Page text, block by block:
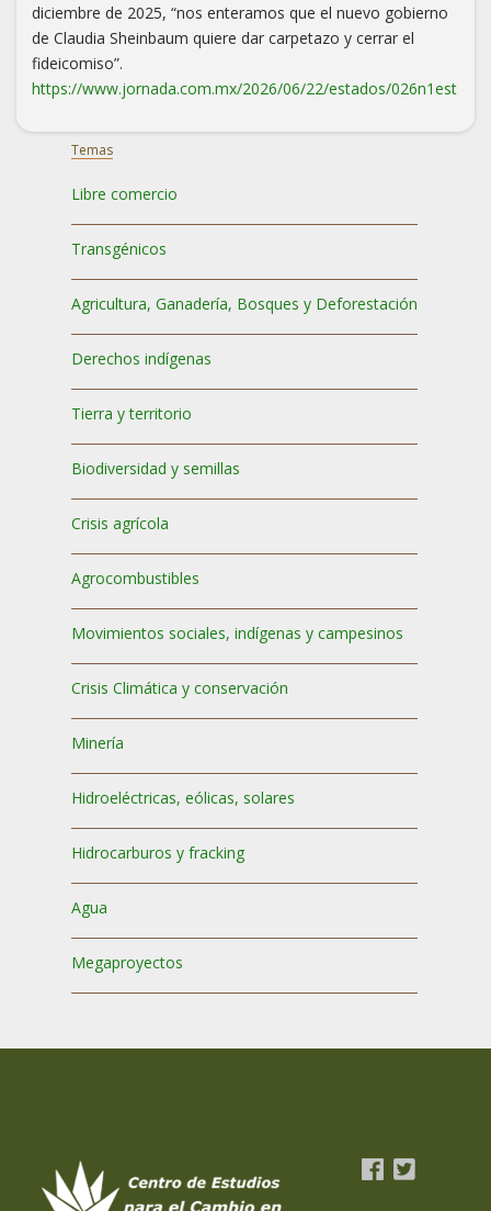
diciembre de 2025, “nos enteramos que el nuevo gobierno
de Claudia Sheinbaum quiere dar carpetazo y cerrar el
fideicomiso”.
https://www.jornada.com.mx/2026/06/22/estados/026n1est
Temas
Libre comercio
Transgénicos
Agricultura, Ganadería, Bosques y Deforestación
Derechos indígenas
Tierra y territorio
Biodiversidad y semillas
Crisis agrícola
Agrocombustibles
Movimientos sociales, indígenas y campesinos
Crisis Climática y conservación
Minería
Hidroeléctricas, eólicas, solares
Hidrocarburos y fracking
Agua
Megaproyectos